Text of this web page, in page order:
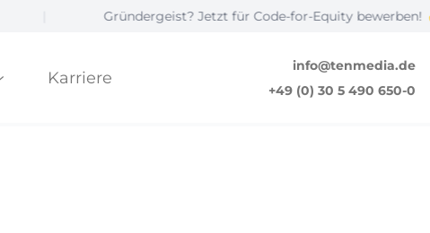
Gründergeist? Jetzt für Code-for-Equity bewerben! ☝️
Karriere
info@tenmedia.de
+49 (0) 30 5 490 650-0